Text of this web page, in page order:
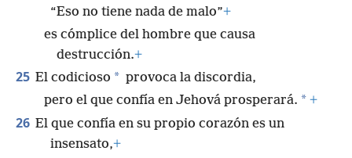
“Eso no tiene nada de malo”+
es cómplice del hombre que causa
destrucción.+
25 El codicioso * provoca la discordia,
pero el que confía en Jehová prosperará. * +
26 El que confía en su propio corazón es un
insensato,+